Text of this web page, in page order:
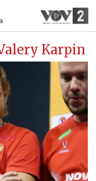
Karpin